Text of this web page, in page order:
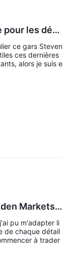
pour les déb
de
ce gars Steven
ces dernières
alors je suis e
Markets
commence
pu m'adapter li
de chaque détail
à trader